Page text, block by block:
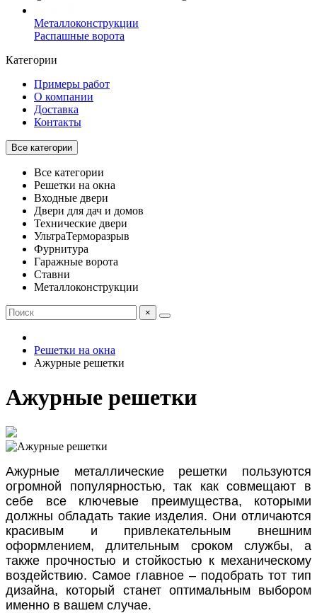
Металлоконструкции
Распашные ворота
Категории
Примеры работ
О компании
Доставка
Контакты
Все категории
Все категории
Решетки на окна
Входные двери
Двери для дач и домов
Технические двери
УльтраТерморазрыв
Фурнитура
Гаражные ворота
Ставни
Металлоконструкции
×
Решетки на окна
Ажурные решетки
Ажурные решетки
Ажурные металлические решетки пользуются
огромной популярностью, так как совмещают в
себе все ключевые преимущества, которыми
должны обладать такие изделия. Они отличаются
красивым и привлекательным внешним
оформлением, длительным сроком службы, а
также прочностью и стойкостью к механическому
воздействию. Самое главное – подобрать тот тип
дизайна, который станет оптимальным выбором
именно в вашем случае.